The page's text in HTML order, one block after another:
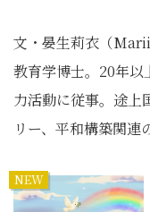
文・晏生莉衣（Marii
教育学博士。20年以
力活動に従事。途上
リー、平和構築関連
NEW